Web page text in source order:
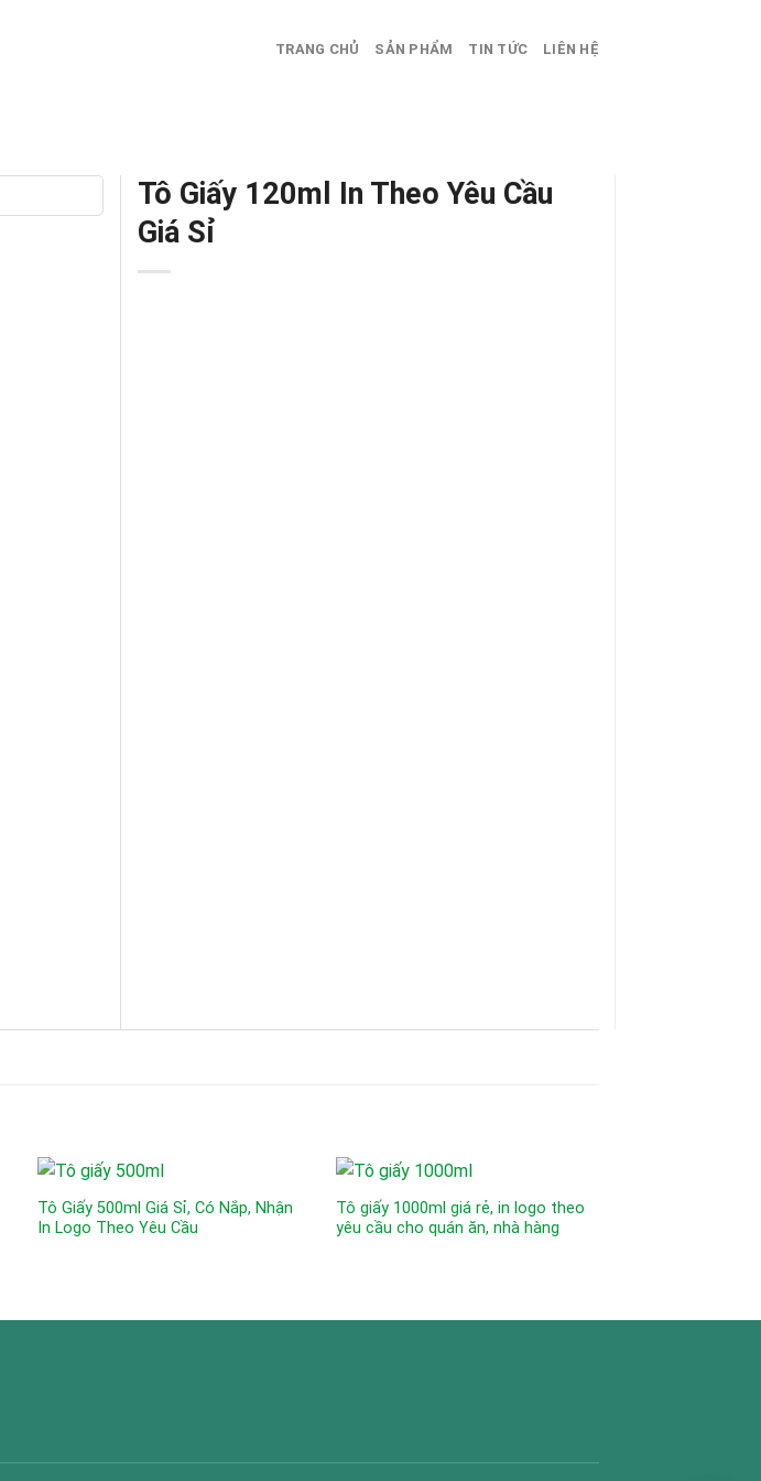
TRANG CHỦ SẢN PHẨM TIN TỨC LIÊN HỆ
Tô Giấy 120ml In Theo Yêu Cầu
Giá Sỉ
Tô Giấy 500ml Giá Sỉ, Có Nắp, Nhận
In Logo Theo Yêu Cầu
Tô giấy 1000ml giá rẻ, in logo theo
yêu cầu cho quán ăn, nhà hàng